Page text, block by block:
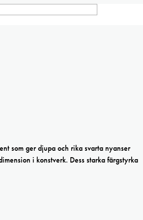
som ger djupa och rika svarta nyanser
i konstverk. Dess starka färgstyrka